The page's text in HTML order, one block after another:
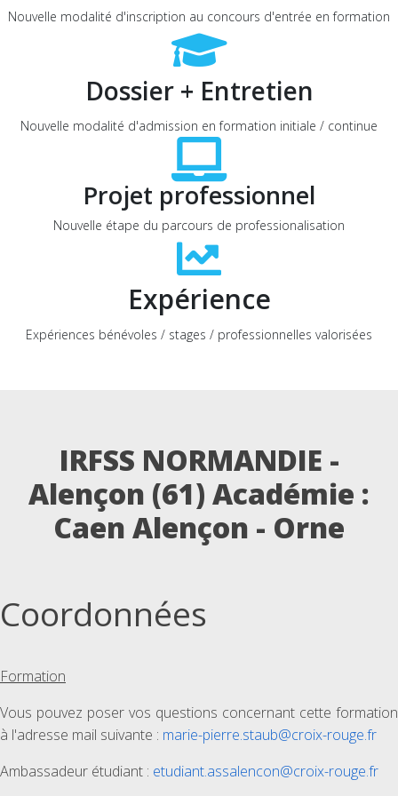
Nouvelle modalité d'inscription au concours d'entrée en formation
Dossier + Entretien
Nouvelle modalité d'admission en formation initiale / continue
Projet professionnel
Nouvelle étape du parcours de professionalisation
Expérience
Expériences bénévoles / stages / professionnelles valorisées
IRFSS NORMANDIE -
Alençon (61) Académie :
Caen Alençon - Orne
Coordonnées
Formation
Vous pouvez poser vos questions concernant cette formation
à l'adresse mail suivante : marie-pierre.staub@croix-rouge.fr
Ambassadeur étudiant : etudiant.assalencon@croix-rouge.fr